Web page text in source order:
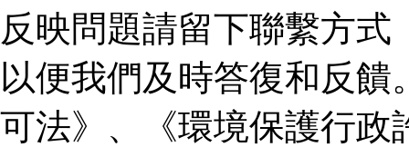
反映問題請留下聯繫方
以便我們及時答復和反
可法》、《環境保護行政